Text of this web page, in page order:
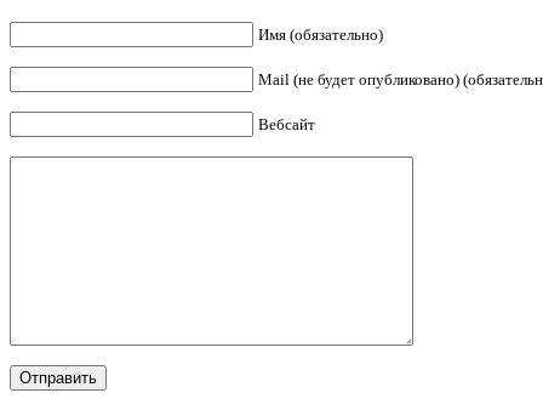
Имя (обязательно)
Mail (не будет опубликовано)
Вебсайт